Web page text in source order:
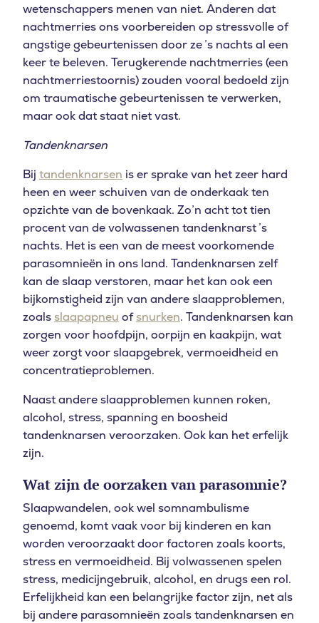
wetenschappers menen van niet. Anderen dat
nachtmerries ons voorbereiden op stressvolle of
angstige gebeurtenissen door ze ’s nachts al een
keer te beleven. Terugkerende nachtmerries (een
nachtmerriestoornis) zouden vooral bedoeld zijn
om traumatische gebeurtenissen te verwerken,
maar ook dat staat niet vast.
Tandenknarsen
Bij tandenknarsen is er sprake van het zeer hard
heen en weer schuiven van de onderkaak ten
opzichte van de bovenkaak. Zo’n acht tot tien
procent van de volwassenen tandenknarst ’s
nachts. Het is een van de meest voorkomende
parasomnieën in ons land. Tandenknarsen zelf
kan de slaap verstoren, maar het kan ook een
bijkomstigheid zijn van andere slaapproblemen,
zoalsslaapapneu ofsnurken. Tandenknarsen kan
zorgen voor hoofdpijn, oorpijn en kaakpijn, wat
weer zorgt voor slaapgebrek, vermoeidheid en
concentratieproblemen.
Naast andere slaapproblemen kunnen roken,
alcohol, stress, spanning en boosheid
tandenknarsen veroorzaken. Ook kan het erfelijk
zijn.
Wat zijn de oorzaken van parasomnie?
Slaapwandelen, ook wel somnambulisme
genoemd, komt vaak voor bij kinderen en kan
worden veroorzaakt door factoren zoals koorts,
stress en vermoeidheid. Bij volwassenen spelen
stress, medicijngebruik, alcohol, en drugs een rol.
Erfelijkheid kan een belangrijke factor zijn, net als
bij andere parasomnieën zoals tandenknarsen en